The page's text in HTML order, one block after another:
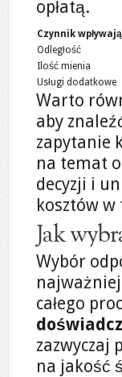
opłatą.
Czynnik
Odległość
Ilość mienia
Usługi dodatkowe
Warto
aby
zapytanie
na temat
decyzji i
kosztów
Jak
Wybór
całego
zazwyczaj
na jakość